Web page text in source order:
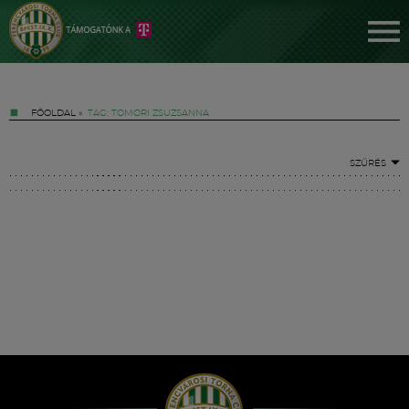
FŐOLDAL » TAG: TOMORI ZSUZSANNA
SZŰRÉS
Hírek